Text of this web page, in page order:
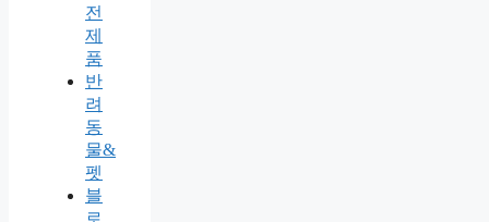
전
제
품
반
려
동
물&
펫
블